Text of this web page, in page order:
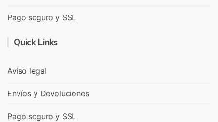
Pago seguro y SSL
Quick Links
Aviso legal
Envíos y Devoluciones
Pago seguro y SSL